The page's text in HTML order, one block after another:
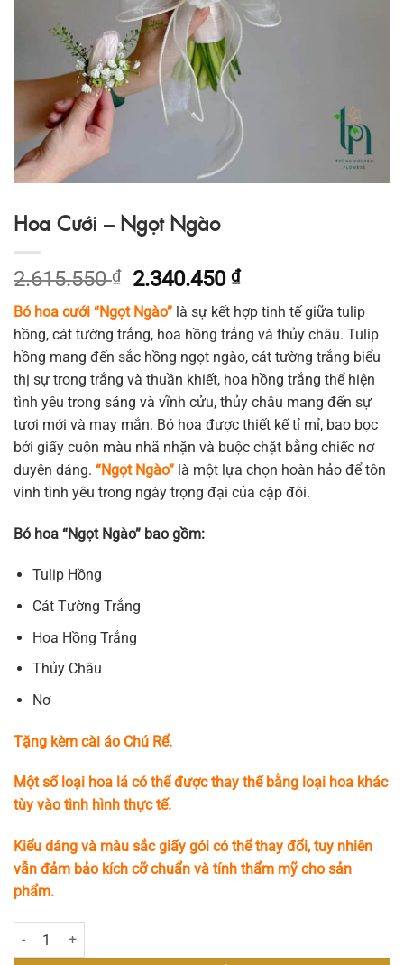
Hoa Cưới – Ngọt Ngào
2.615.550₫
Giá
gốc
là:
2.615.550 ₫.
2.340.450₫Giá
hiện
tại
là:
2.340.450 ₫.
Bó hoa cưới “Ngọt Ngào” là sự kết hợp tinh tế giữa tulip
hồng, cát tường trắng, hoa hồng trắng và thủy châu. Tulip
hồng mang đến sắc hồng ngọt ngào, cát tường trắng biểu
thị sự trong trắng và thuần khiết, hoa hồng trắng thể hiện
tình yêu trong sáng và vĩnh cửu, thủy châu mang đến sự
tươi mới và may mắn. Bó hoa được thiết kế tỉ mỉ, bao bọc
bởi giấy cuộn màu nhã nhặn và buộc chặt bằng chiếc nơ
duyên dáng. “Ngọt Ngào” là một lựa chọn hoàn hảo để tôn
vinh tình yêu trong ngày trọng đại của cặp đôi.
Bó hoa “Ngọt Ngào” bao gồm:
Tulip Hồng
Cát Tường Trắng
Hoa Hồng Trắng
Thủy Châu
Nơ
Tặng kèm cài áo Chú Rể.
Một số loại hoa lá có thể được thay thế bằng loại hoa khác
tùy vào tình hình thực tế.
Kiểu dáng và màu sắc giấy gói có thể thay đổi, tuy nhiên
vẫn đảm bảo kích cỡ chuẩn và tính thẩm mỹ cho sản
phẩm.
Hoa Cưới - Ngọt Ngào số lượng